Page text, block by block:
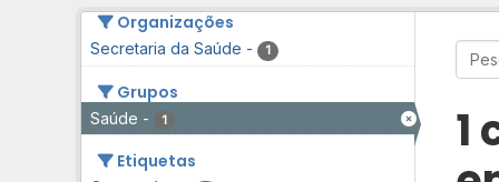
Organizações
Secretaria da Saúde - 1
Grupos
Saúde - 1
Etiquetas
1